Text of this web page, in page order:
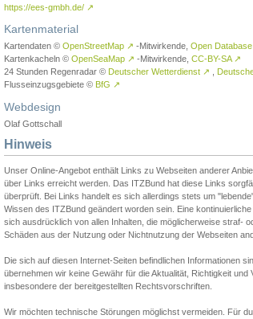
https://ees-gmbh.de/ ↗
Kartenmaterial
Kartendaten © OpenStreetMap ↗ -Mitwirkende, Open
Kartenkacheln © OpenSeaMap ↗ -Mitwirkende, CC-BY-SA ↗
24 Stunden Regenradar © Deutscher Wetterdienst ↗
Flusseinzugsgebiete © BfG ↗
Webdesign
Olaf Gottschall
Hinweis
Unser Online-Angebot enthält Links zu Webseiten anderer
über Links erreicht werden. Das ITZBund hat diese Links
überprüft. Bei Links handelt es sich allerdings stets um
Wissen des ITZBund geändert worden sein. Eine
sich ausdrücklich von allen Inhalten, die möglicherweise straf-
Schäden aus der Nutzung oder Nichtnutzung der Webseiten
Die sich auf diesen Internet-Seiten befindlichen Informationen
übernehmen wir keine Gewähr für die Aktualität, Richtigkeit
insbesondere der bereitgestellten Rechtsvorschriften.
Wir möchten technische Störungen möglichst vermeiden. Für